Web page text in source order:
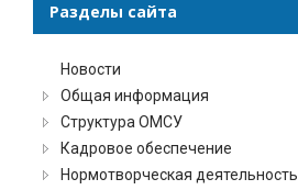
Разделы сайта
Новости
Общая информация
Структура ОМСУ
Кадровое обеспечение
Нормотворческая деятельность